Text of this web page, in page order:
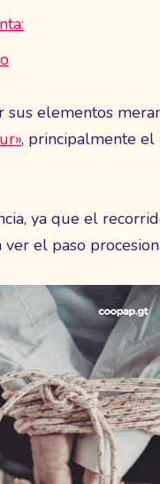
sus elementos
, principalmente
ya que el
el paso